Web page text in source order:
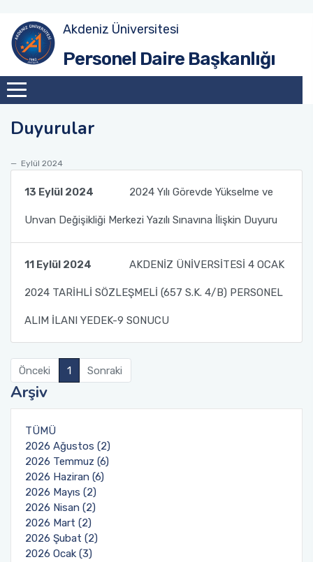
Akdeniz Üniversitesi
Personel Daire Başkanlığı
Duyurular
Eylül 2024
13 Eylül 2024 2024 Yılı Görevde Yükselme ve
Unvan Değişikliği Merkezi Yazılı Sınavına İlişkin Duyuru
11 Eylül 2024 AKDENİZ ÜNİVERSİTESİ 4 OCAK
2024 TARİHLİ SÖZLEŞMELİ (657 S.K. 4/B) PERSONEL
ALIM İLANI YEDEK-9 SONUCU
Önceki 1 Sonraki
Arşiv
TÜMÜ
2026 Ağustos (2)
2026 Temmuz (6)
2026 Haziran (6)
2026 Mayıs (2)
2026 Nisan (2)
2026 Mart (2)
2026 Şubat (2)
2026 Ocak (3)
Akademik Atama Şube Müdürlüğü
Akademik Görevlendirme ve Evrak Kayıt Şube
Müdürlüğü
İdari Personel Şube Müdürlüğü